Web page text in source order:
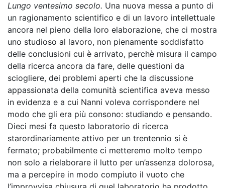
Lungo ventesimo secolo. Una nuova messa a punto di
un ragionamento scientifico e di un lavoro intellettuale
ancora nel pieno della loro elaborazione, che ci mostra
uno studioso al lavoro, non pienamente soddisfatto
delle conclusioni cui è arrivato, perchè misura il campo
della ricerca ancora da fare, delle questioni da
sciogliere, dei problemi aperti che la discussione
appassionata della comunità scientifica aveva messo
in evidenza e a cui Nanni voleva corrispondere nel
modo che gli era più consono: studiando e pensando.
Dieci mesi fa questo laboratorio di ricerca
starordinariamente attivo per un trentennio si è
fermato; probabilmente ci metteremo molto tempo
non solo a rielaborare il lutto per un’assenza dolorosa,
ma a percepire in modo compiuto il vuoto che